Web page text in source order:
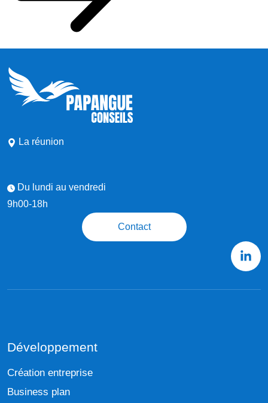
La réunion
Du lundi au vendredi
9h00-18h
Contact
Développement
Création entreprise
Business plan